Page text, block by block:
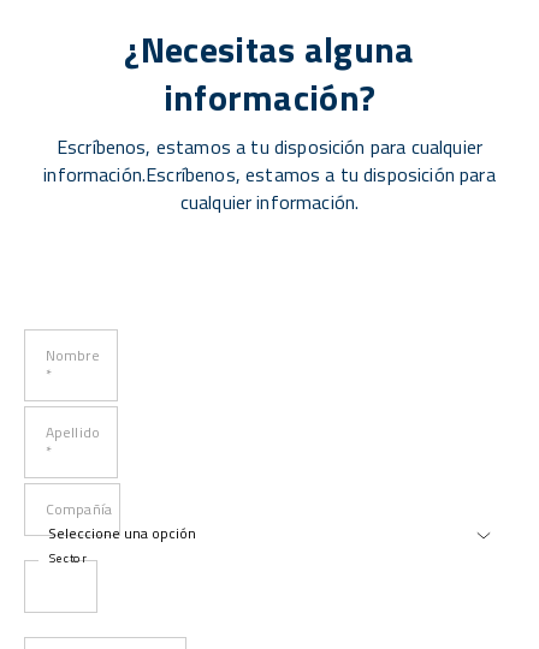
¿Necesitas alguna
información?
Escríbenos, estamos a tu disposición para cualquier
información.Escríbenos, estamos a tu disposición para
cualquier información.
Nombre
*
Apellido
*
Compañía
Sector